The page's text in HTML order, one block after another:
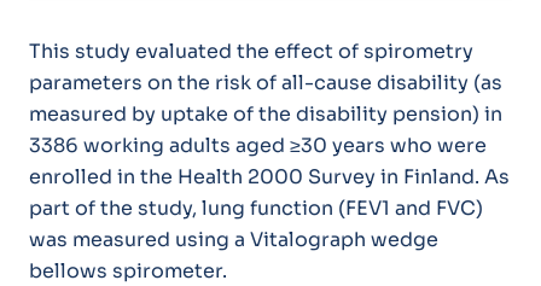
This study evaluated the effect of spirometry
parameters on the risk of all-cause disability (as
measured by uptake of the disability pension) in
3386 working adults aged ≥30 years who were
enrolled in the Health 2000 Survey in Finland. As
part of the study, lung function (FEV1 and FVC)
was measured using a Vitalograph wedge
bellows spirometer.